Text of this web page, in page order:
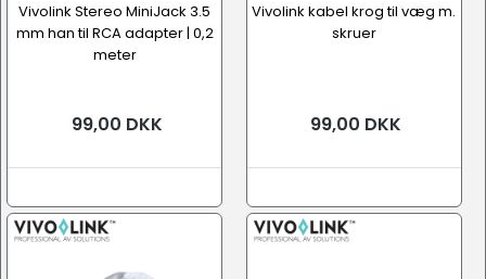
Vivolink Stereo MiniJack 3.5
mm han til RCA adapter | 0,2
meter
99,00 DKK
Vivolink kabel krog til væg m.
skruer
99,00 DKK